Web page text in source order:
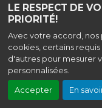
LE RESPECT DE
PRIORITÉ!
Avec votre accord, nos
cookies, certains
d'autres pour mesurer
personnalisées.
Accepter En